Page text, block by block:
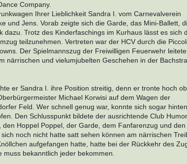
Company.
Ihrer Lieblichkeit Sandra I. vom Carnevalverein
und Jens. Vorab zeigte sich die Garde, das Mini-Ballett,
Trotz des Kinderfaschings im Kurhaus lässt es sich
teilzunehmen. Vertreten war der HCV durch die
Der Spielmannszug der Freiwilligen Feuerwehr leitete
närrischen und vielumjubelten Geschehen in der
er Sandra I. ihre Position streitig, denn er tronte hoch
Michael Korwisi auf dem Wagen der
Feld. Wer schnell genug war, konnte sich sogar hinten
Den Schlusspunkt bildete der ausrichtende Club Humor
den Hoppel Poppel, der Garde, dem Fanfarenzug und den
noch nicht hatte satt sehen können am närrischen
aufgefangen hatte, hatte bei der Rückkehr des
bekanntlich jeder bekommen.